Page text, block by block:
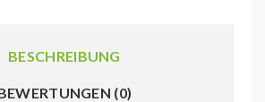
BESCHREIBUNG
(0)